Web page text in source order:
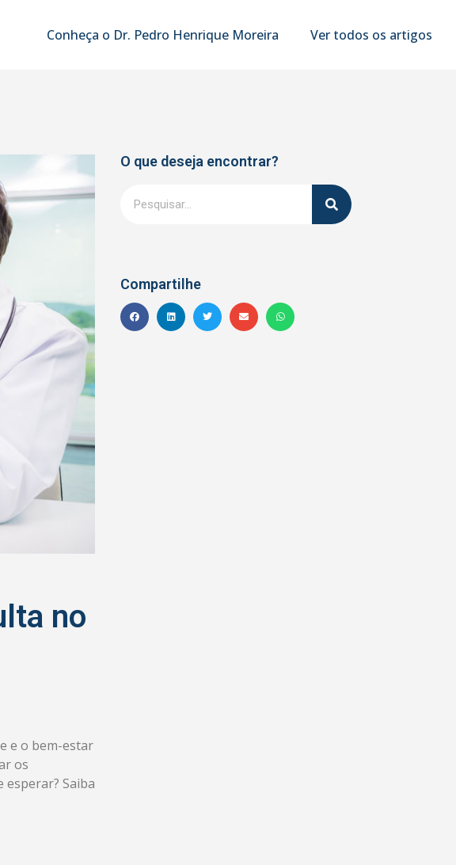
Conheça o Dr. Pedro Henrique Moreira Ver todos os artigos
no
e o bem-estar
os
Saiba
O que deseja encontrar?
Compartilhe